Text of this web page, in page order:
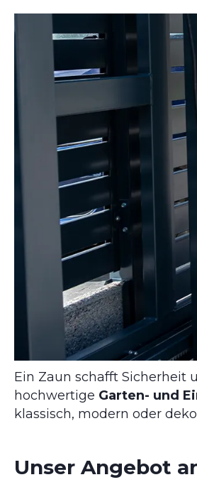
Ein Zaun schafft Sicherheit
hochwertige Garten- und
klassisch, modern oder
Unser Angebot